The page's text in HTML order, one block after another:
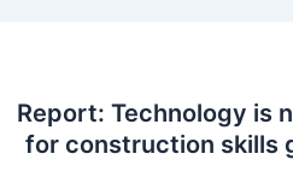
Report: Technology is
for construction skills